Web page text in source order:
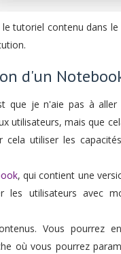
tutoriel contenu dans
d'un
que je n'aie pas à
utilisateurs, mais que
utiliser les
, qui contient une
les utilisateurs avec
Vous pourrez
où vous pourrez